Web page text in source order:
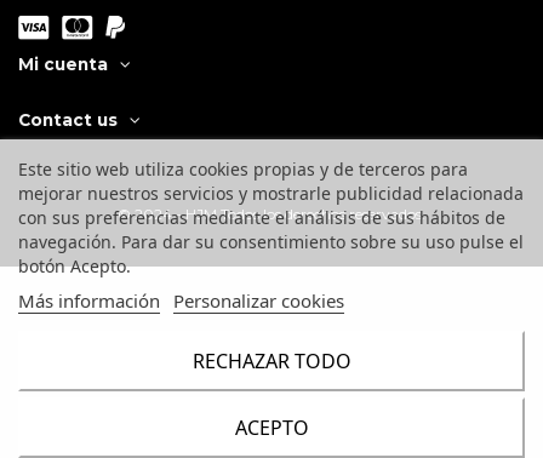
Mi cuenta
Contact us
Este sitio web utiliza cookies propias y de terceros para
mejorar nuestros servicios y mostrarle publicidad relacionada
con sus preferencias mediante el análisis de sus hábitos de
navegación. Para dar su consentimiento sobre su uso pulse el
botón Acepto.
Más información Personalizar cookies
RECHAZAR TODO
ACEPTO
© 2024 - HJM Todos los derechos reservados.